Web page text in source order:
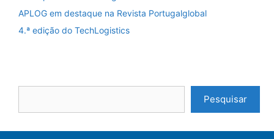
APLOG em destaque na Revista Portugalglobal
4.ª edição do TechLogistics
Pesquisar